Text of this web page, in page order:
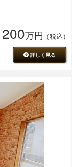
200万円 （税込）
詳しく見る